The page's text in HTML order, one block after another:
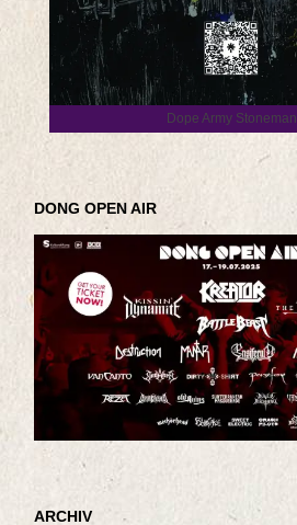
Dope Army Stoneman
DONG OPEN AIR
ARCHIV